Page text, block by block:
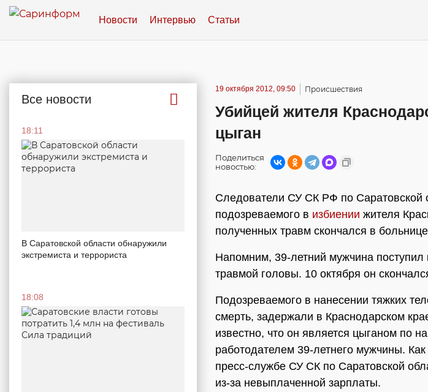
Новости Интервью Статьи
Все новости
18:11
В Саратовской области обнаружили
экстремиста и террориста
18:08
19 октября 2012, 09:50 Происшествия
Убийцей жителя
цыган
Поделиться
новостью:
Следователи СУ СК РФ по Саратовской
подозреваемого в избиении жителя
полученных травм скончался в
Напомним, 39-летний мужчина поступил
травмой головы. 10 октября он
Подозреваемого в нанесении тяжких
смерть, задержали в Краснодарском
известно, что он является цыганом по
работодателем 39-летнего мужчины.
пресс-службе СУ СК по Саратовской
из-за невыплаченной зарплаты.